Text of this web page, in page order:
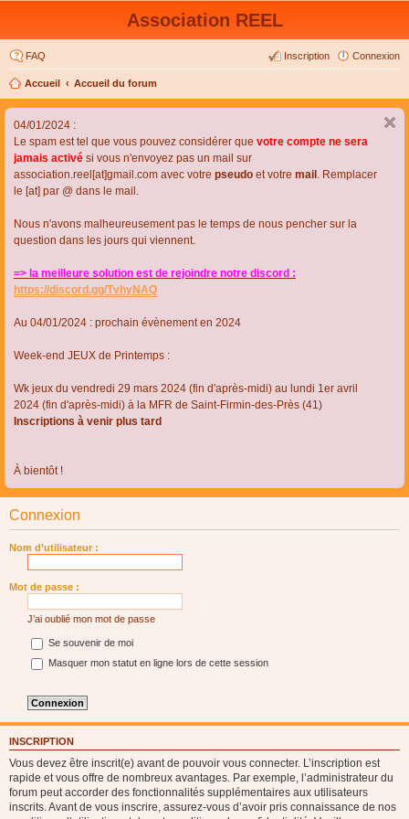
Association REEL
FAQ Connexion
Inscription
Accueil Accueil du forum
04/01/2024 :
Le spam est tel que vous pouvez considérer que votre compte ne sera
jamais activé si vous n'envoyez pas un mail sur
association.reel[at]gmail.com avec votre pseudo et votre mail . Remplacer
le [at] par @ dans le mail.
Nous n'avons malheureusement pas le temps de nous pencher sur la
question dans les jours qui viennent.
=> la meilleure solution est de rejoindre notre discord :
https://discord.gg/TvhyNAQ
Au 04/01/2024 : prochain évènement en 2024
Week-end JEUX de Printemps :
Wk jeux du vendredi 29 mars 2024 (fin d'après-midi) au lundi 1er avril
2024 (fin d'après-midi) à la MFR de Saint-Firmin-des-Près (41)
Inscriptions à venir plus tard
À bientôt !
Connexion
Nom d’utilisateur :
Mot de passe :
J’ai oublié mon mot de passe
Se souvenir de moi
Masquer mon statut en ligne lors de cette session
INSCRIPTION
Vous devez être inscrit(e) avant de pouvoir vous connecter. L’inscription est
rapide et vous offre de nombreux avantages. Par exemple, l’administrateur du
forum peut accorder des fonctionnalités supplémentaires aux utilisateurs
inscrits. Avant de vous inscrire, assurez-vous d’avoir pris connaissance de nos